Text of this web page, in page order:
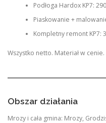
Podłoga Hardox KP7:
Piaskowanie +
Kompletny remont KP7:
Wszystko netto. Materiał w cenie.
Obszar działania
Mrozy i cała gmina: Mrozy,